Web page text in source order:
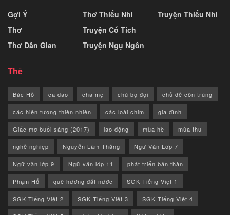
Gợi Ý
Thơ
Thơ Dân Gian
Thơ Thiếu Nhi
Truyện Cổ Tích
Truyện Ngụ Ngôn
Truyện Thiếu Nhi
Thẻ
Bác Hồ ca dao cha mẹ chú bộ đội chủ đề côn trùng
các hiện tượng thiên nhiên các loài chim gia đình
Giấc mơ buổi sáng (2017) lao động mùa hè mùa thu
nghề nghiệp Nguyễn Lãm Thắng Ngữ Văn Lớp 7
Ngữ văn lớp 9 Ngữ văn lớp 11 phát triển bản thân
Phạm Hổ quê hương đất nước SGK Tiếng Việt 1
SGK Tiếng Việt 2 SGK Tiếng Việt 3 SGK Tiếng Việt 4